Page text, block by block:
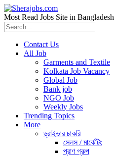
Most Read Jobs Site in Bangladesh
Contact Us
All Job
Garments and Textile
Kolkata Job Vacancy
Global Job
Bank job
NGO Job
Weekly Jobs
Trending Topics
More
ড্রাইভার চাকরি
সেলস / মার্কেটিং
প্রাণ গ্রুপ